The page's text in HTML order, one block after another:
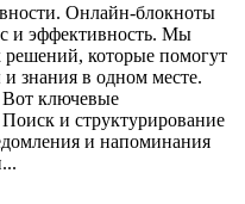
Онлайн-блокноты
и эффективность. Мы
которые помогут
знания в одном месте.
ключевые
и структурирование
и напоминания